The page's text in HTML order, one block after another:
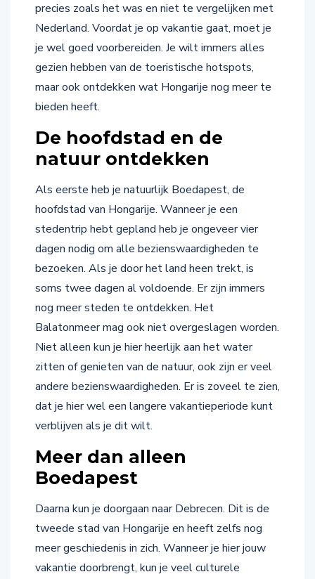
precies zoals het was en niet te vergelijken met
Nederland. Voordat je op vakantie gaat, moet je
je wel goed voorbereiden. Je wilt immers alles
gezien hebben van de toeristische hotspots,
maar ook ontdekken wat Hongarije nog meer te
bieden heeft.
De hoofdstad en de
natuur ontdekken
Als eerste heb je natuurlijk Boedapest, de
hoofdstad van Hongarije. Wanneer je een
stedentrip hebt gepland heb je ongeveer vier
dagen nodig om alle bezienswaardigheden te
bezoeken. Als je door het land heen trekt, is
soms twee dagen al voldoende. Er zijn immers
nog meer steden te ontdekken. Het
Balatonmeer mag ook niet overgeslagen worden.
Niet alleen kun je hier heerlijk aan het water
zitten of genieten van de natuur, ook zijn er veel
andere bezienswaardigheden. Er is zoveel te zien,
dat je hier wel een langere vakantieperiode kunt
verblijven als je dit wilt.
Meer dan alleen
Boedapest
Daarna kun je doorgaan naar Debrecen. Dit is de
tweede stad van Hongarije en heeft zelfs nog
meer geschiedenis in zich. Wanneer je hier jouw
vakantie doorbrengt, kun je veel culturele